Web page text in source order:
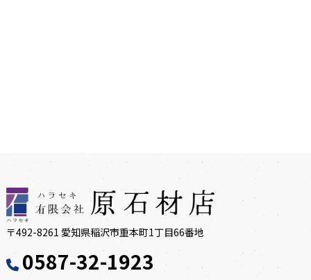
〒492-8261 愛知県稲沢市重本町1丁目66番地
0587-32-1923